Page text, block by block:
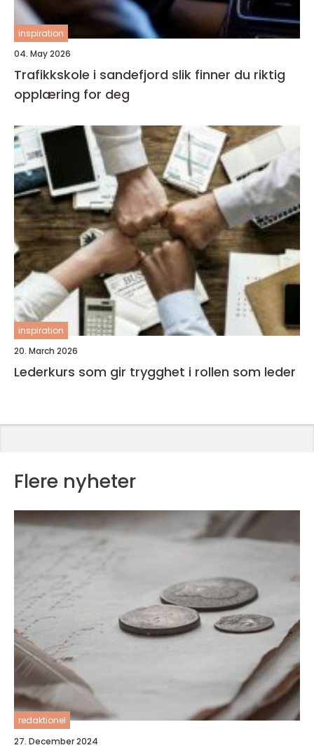
inspiration
04. May 2026
Trafikkskole i sandefjord slik finner du riktig
opplæring for deg
inspiration
20. March 2026
Lederkurs som gir trygghet i rollen som leder
Flere nyheter
redaktionel
27. December 2024